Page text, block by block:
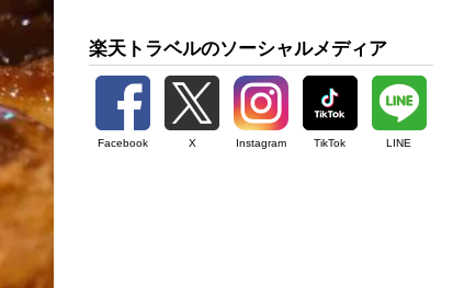
楽天トラベルのソーシャルメディア
Facebook X Instagram TikTok LINE